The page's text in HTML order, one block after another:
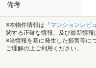
備考
※本物件情報は「 マンションレビ
関する正確な情報、及び最新情報
※当情報を基に発生した損害等に
ご理解の上ご利用ください。